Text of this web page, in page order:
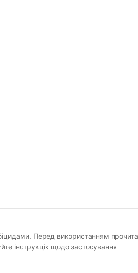
Перед використанням
інструкціх щодо застосування